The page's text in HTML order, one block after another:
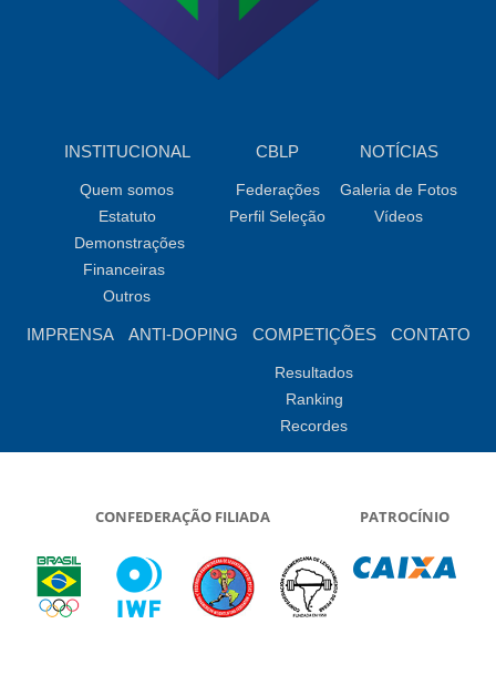
INSTITUCIONAL
Quem somos
Estatuto
Demonstrações
Financeiras
Outros
CBLP
Federações
Perfil Seleção
NOTÍCIAS
Galeria de Fotos
Vídeos
IMPRENSA ANTI-DOPING COMPETIÇÕES
Resultados
Ranking
Recordes
CONTATO
CONFEDERAÇÃO FILIADA PATROCÍNIO